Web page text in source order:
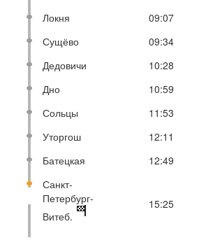
Локня
09:07
Сущёво
09:34
Дедовичи
10:28
Дно
10:59
Сольцы
11:53
Уторгош
12:11
Батецкая
12:49
Санкт-
Петербург-
Витеб.
15:25